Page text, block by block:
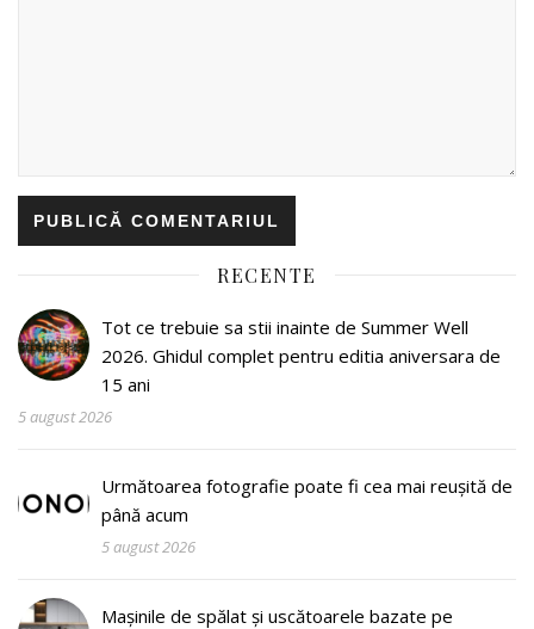
RECENTE
Tot ce trebuie sa stii inainte de Summer Well
2026. Ghidul complet pentru editia aniversara de
15 ani
5 august 2026
Următoarea fotografie poate fi cea mai reușită de
până acum
5 august 2026
Mașinile de spălat și uscătoarele bazate pe